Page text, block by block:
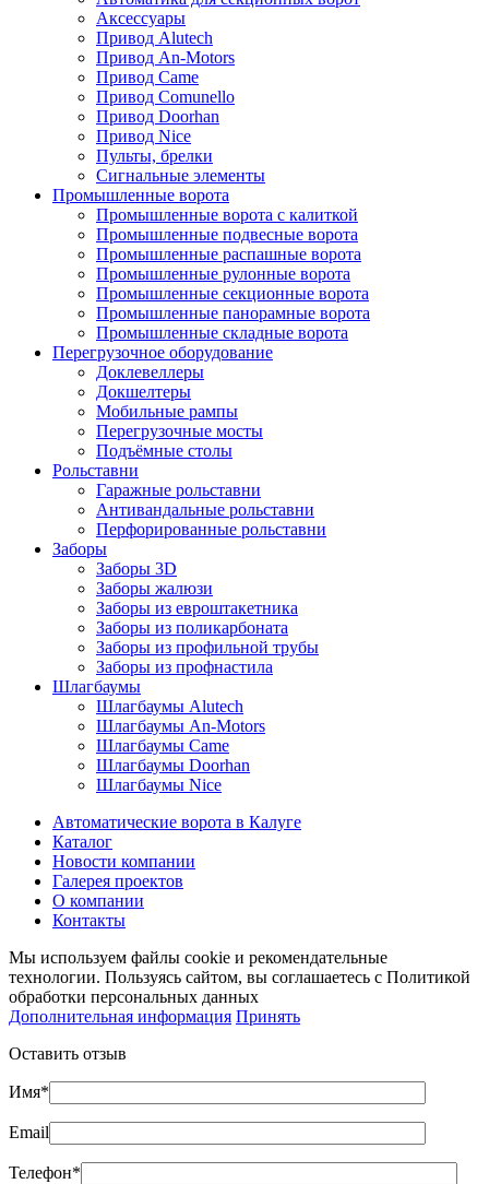
Аксессуары
Привод Alutech
Привод An-Motors
Привод Came
Привод Comunello
Привод Doorhan
Привод Nice
Пульты, брелки
Сигнальные элементы
Промышленные ворота
Промышленные ворота с калиткой
Промышленные подвесные ворота
Промышленные распашные ворота
Промышленные рулонные ворота
Промышленные секционные ворота
Промышленные панорамные ворота
Промышленные складные ворота
Перегрузочное оборудование
Доклевеллеры
Докшелтеры
Мобильные рампы
Перегрузочные мосты
Подъёмные столы
Рольставни
Гаражные рольставни
Антивандальные рольставни
Перфорированные рольставни
Заборы
Заборы 3D
Заборы жалюзи
Заборы из евроштакетника
Заборы из поликарбоната
Заборы из профильной трубы
Заборы из профнастила
Шлагбаумы
Шлагбаумы Alutech
Шлагбаумы An-Motors
Шлагбаумы Came
Шлагбаумы Doorhan
Шлагбаумы Nice
Автоматические ворота в Калуге
Каталог
Новости компании
Галерея проектов
О компании
Контакты
Мы используем файлы cookie и рекомендательные
технологии. Пользуясь сайтом, вы соглашаетесь с Политикой
обработки персональных данных
Дополнительная информация Принять
Оставить отзыв
Имя*
Email
Телефон*